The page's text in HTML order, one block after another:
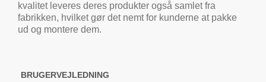
kvalitet leveres deres produkter også samlet fra
fabrikken, hvilket gør det nemt for kunderne at pakke
ud og montere dem.
BRUGERVEJLEDNING